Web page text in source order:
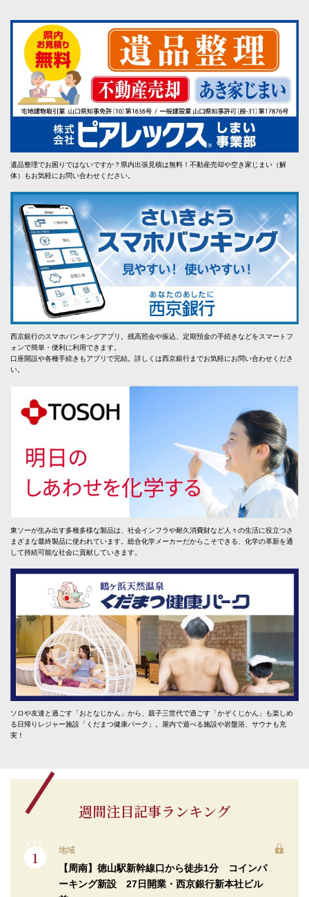
遺品整理でお困りではないですか？県内出張見積は無料！不動産売却や空き家じまい（解
体）もお気軽にお問い合わせください。
西京銀行のスマホバンキングアプリ。残高照会や振込、定期預金の手続きなどをスマートフ
ォンで簡単・便利に利用できます。
口座開設や各種手続きもアプリで完結。詳しくは西京銀行までお気軽にお問い合わせくださ
い。
東ソーが生み出す多種多様な製品は、社会インフラや耐久消費財など人々の生活に役立つさ
まざまな最終製品に使われています。総合化学メーカーだからこそできる、化学の革新を通
して持続可能な社会に貢献していきます。
ソロや友達と過ごす「おとなじかん」から、親子三世代で過ごす「かぞくじかん」も楽しめ
る日帰りレジャー施設「くだまつ健康パーク」。屋内で遊べる施設や岩盤浴、サウナも充
実！
週間注目記事ランキング
地域
【周南】徳山駅新幹線口から徒歩1分 コインパ
ーキング新設 27日開業・西京銀行新本社ビル